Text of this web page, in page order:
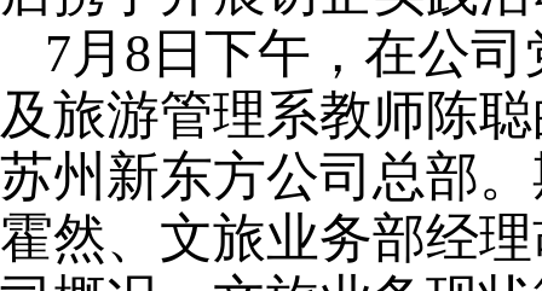
7月8日下午，在公
及旅游管理系教师陈
苏州新东方公司总部
霍然、文旅业务部经